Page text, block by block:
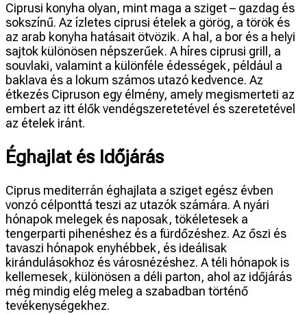
Ciprusi konyha olyan, mint maga a sziget – gazdag és
sokszínű. Az ízletes ciprusi ételek a görög, a török és
az arab konyha hatásait ötvözik. A hal, a bor és a helyi
sajtok különösen népszerűek. A híres ciprusi grill, a
souvlaki, valamint a különféle édességek, például a
baklava és a lokum számos utazó kedvence. Az
étkezés Cipruson egy élmény, amely megismerteti az
embert az itt élők vendégszeretetével és szeretetével
az ételek iránt.
Éghajlat és Időjárás
Ciprus mediterrán éghajlata a sziget egész évben
vonzó célponttá teszi az utazók számára. A nyári
hónapok melegek és naposak, tökéletesek a
tengerparti pihenéshez és a fürdőzéshez. Az őszi és
tavaszi hónapok enyhébbek, és ideálisak
kirándulásokhoz és városnézéshez. A téli hónapok is
kellemesek, különösen a déli parton, ahol az időjárás
még mindig elég meleg a szabadban történő
tevékenységekhez.